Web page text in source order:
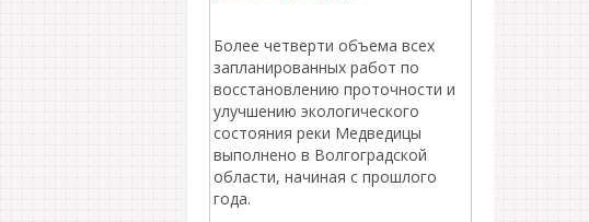
Более четверти объема всех
запланированных работ по
восстановлению проточности и
улучшению экологического
состояния реки Медведицы
выполнено в Волгоградской
области, начиная с прошлого
года.